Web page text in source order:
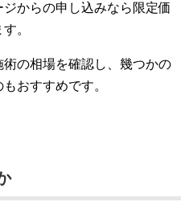
からの申し込みなら限定価
。
の相場を確認し、幾つかの
おすすめです。